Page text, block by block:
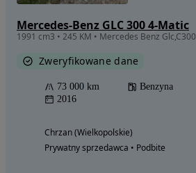
Mercedes-Benz GLC 300 4-Matic
1991 cm3 • 245 KM • Mercedes Benz Glc,C300
Zweryfikowane dane
73 000 km Benzyna
2016
Chrzan (Wielkopolskie)
Prywatny sprzedawca • Podbite